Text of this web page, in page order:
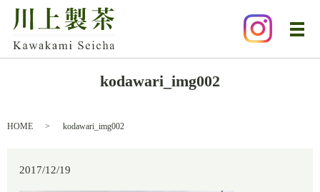
メ
kodawari_img002
HOME kodawari_img002
2017/12/19